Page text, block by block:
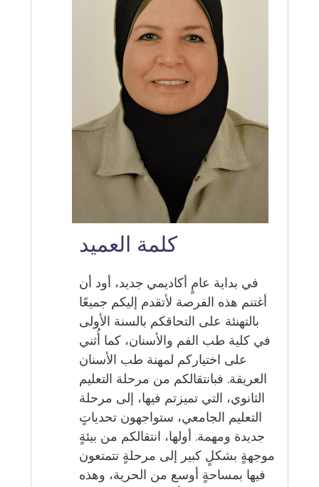
كلمة العميد
في بداية عامٍ أكاديمي جديد، أود أن
أغتنم هذه الفرصة لأتقدم إليكم جميعًا
بالتهنئة على التحاقكم بالسنة الأولى
في كلية طب الفم والأسنان، كما أُثني
على اختياركم لمهنة طب الأسنان
العريقة. فبانتقالكم من مرحلة التعليم
الثانوي، التي تميزتم فيها، إلى مرحلة
التعليم الجامعي، ستواجهون تحدياتٍ
جديدة ومهمة. أولها، انتقالكم من بيئةٍ
موجهةٍ بشكلٍ كبير إلى مرحلةٍ تتمتعون
فيها بمساحةٍ أوسع من الحرية، وهذه